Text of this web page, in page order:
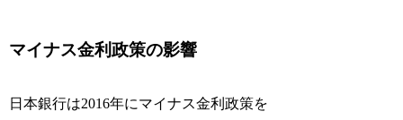
マイナス金利政策の影響
日本銀行は2016年にマイナス金利政策を